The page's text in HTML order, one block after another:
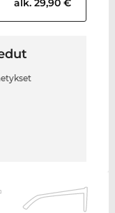
alk. 29,90 €